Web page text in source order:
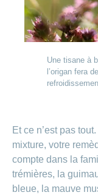
Une tisane à
l’origan fera
Et ce n’est pas
mixture, votre
compte dans la
trémières, la
bleue, la mauve